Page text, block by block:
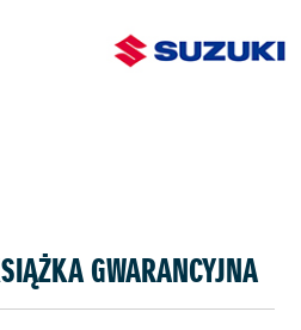
GWARANCYJNA